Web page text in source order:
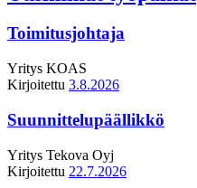
Toimitusjohtaja
Yritys KOAS
Kirjoitettu 3.8.2026
Suunnittelupäällikkö
Yritys Tekova Oyj
Kirjoitettu 22.7.2026